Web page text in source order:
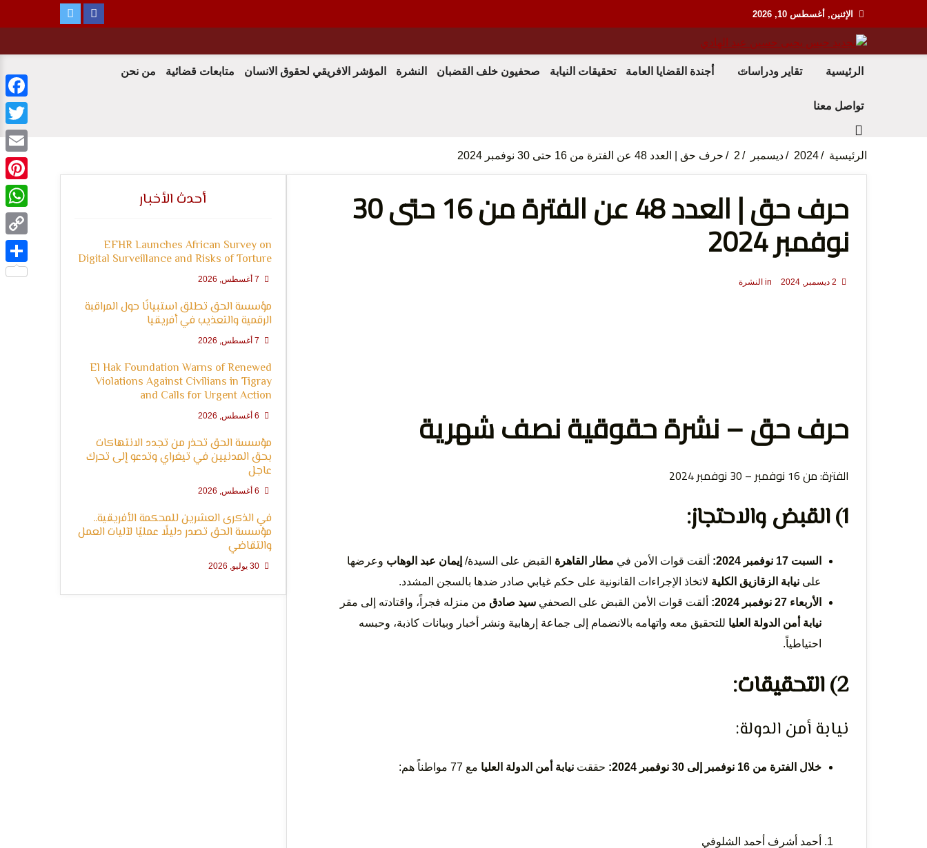
الإثنين, أغسطس 10, 2026
مؤسسة الحق
لحرية الرأي و
التعبير وحقوق
الإنسان
منظمة حقوقية مصرية تدافع عن حقوق الانسان
الرئيسية تقاير ودراسات أجندة القضايا العامة تحقيقات النيابة صحفيون خلف القضبان النشرة المؤشر الافريقي لحقوق الانسان متابعات قضائية من نحن
تواصل معنا
الرئيسية 2024 ديسمبر 2 حرف حق | العدد 48 عن الفترة من 16 حتى 30 نوفمبر 2024
حرف حق | العدد 48 عن الفترة من 16 حتى 30
نوفمبر 2024
in النشرة
حرف حق – نشرة حقوقية نصف شهرية
الفترة: من 16 نوفمبر – 30 نوفمبر 2024
1) القبض والاحتجاز:
السبت 17 نوفمبر 2024: ألقت قوات الأمن في مطار القاهرة القبض على السيدة/ إيمان عبد الوهاب وعرضها
على نيابة الزقازيق الكلية لاتخاذ الإجراءات القانونية على حكم غيابي صادر ضدها بالسجن المشدد.
الأربعاء 27 نوفمبر 2024:
ألقت قوات الأمن القبض على الصحفي سيد صادق من منزله فجراً، واقتادته إلى مقر
نيابة أمن الدولة العليا للتحقيق معه واتهامه بالانضمام إلى جماعة إرهابية ونشر أخبار وبيانات كاذبة، وحبسه
احتياطياً.
2) التحقيقات:
نيابة أمن الدولة:
خلال الفترة من 16 نوفمبر إلى 30 نوفمبر 2024: حققت نيابة أمن الدولة العليا مع 77 مواطناً هم:
أحمد أشرف أحمد الشلوفي
أحدث الأخبار
EFHR Launches African Survey on
Digital Surveillance and Risks of Torture
مؤسسة الحق تطلق استبيانًا حول المراقبة
الرقمية والتعذيب في أفريقيا
El Hak Foundation Warns of Renewed
Violations Against Civilians in Tigray
and Calls for Urgent Action
مؤسسة الحق تحذر من تجدد الانتهاكات
بحق المدنيين في تيغراي وتدعو إلى تحرك
عاجل
في الذكرى العشرين للمحكمة الأفريقية..
مؤسسة الحق تصدر دليلًا عمليًا لآليات العمل
والتقاضي
30 يوليو, 2026
Email
Copy
Link